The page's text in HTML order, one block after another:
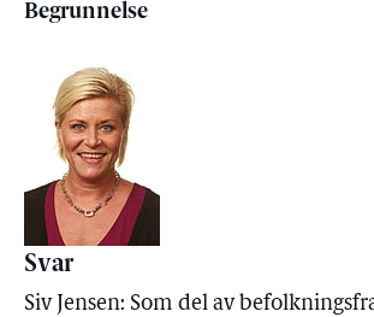
Begrunnelse
Svar
Siv Jensen: Som del av